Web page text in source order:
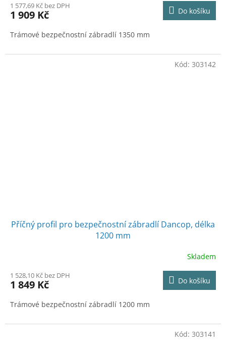
1 577,69 Kč bez DPH
1 909 Kč Do košíku
Trámové bezpečnostní zábradlí 1350 mm
Příčný profil pro bezpečnostní zábradlí Dancop, délka
1200 mm
Skladem
1 528,10 Kč bez DPH
1 849 Kč Do košíku
Trámové bezpečnostní zábradlí 1200 mm
Kód: 303142
Kód: 303141